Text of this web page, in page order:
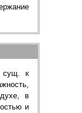
сущ. к
в
и